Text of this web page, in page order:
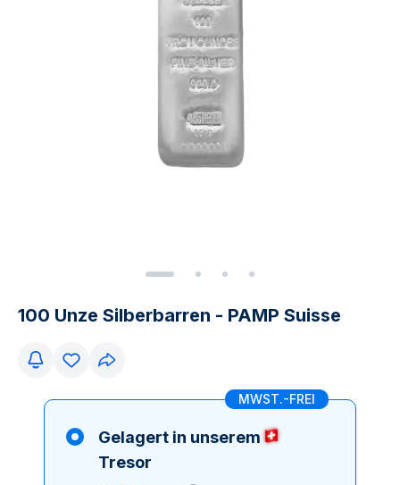
100 Unze Silberbarren - PAMP Suisse
MWST.-FREI
Gelagert in unserem
Tresor